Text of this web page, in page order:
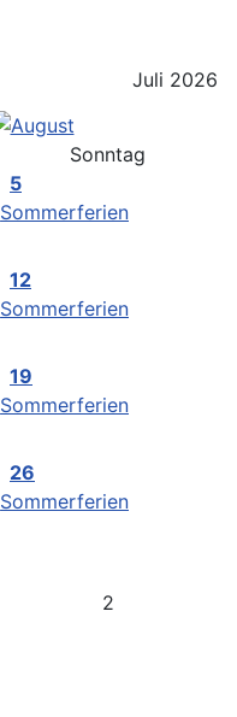
Juli 2026
Sonntag
5
Sommerferien
12
Sommerferien
19
Sommerferien
26
Sommerferien
2